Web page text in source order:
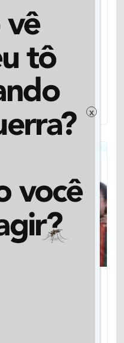
em Jateí, que
Leilão Direito
famílias a
própria em
x